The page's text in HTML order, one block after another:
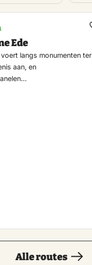
Ede
langs monumenten ter
aan, en
Alle routes